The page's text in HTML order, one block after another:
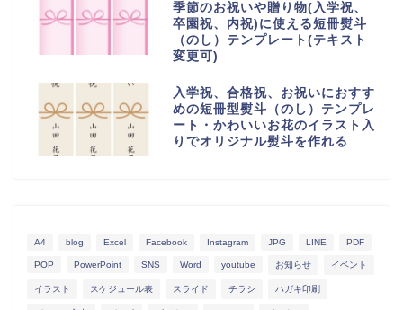
季節のお祝いや贈り物(入学祝、
卒園祝、内祝)に使える短冊熨斗
（のし）テンプレート(テキスト
変更可)
入学祝、合格祝、お祝いにおすす
めの短冊型熨斗（のし）テンプレ
ート・かわいいお花のイラスト入
りでオリジナル熨斗を作れる
A4 blog Excel Facebook Instagram JPG LINE PDF
POP PowerPoint SNS Word youtube お知らせ イベント
イラスト スケジュール表 スライド チラシ ハガキ印刷